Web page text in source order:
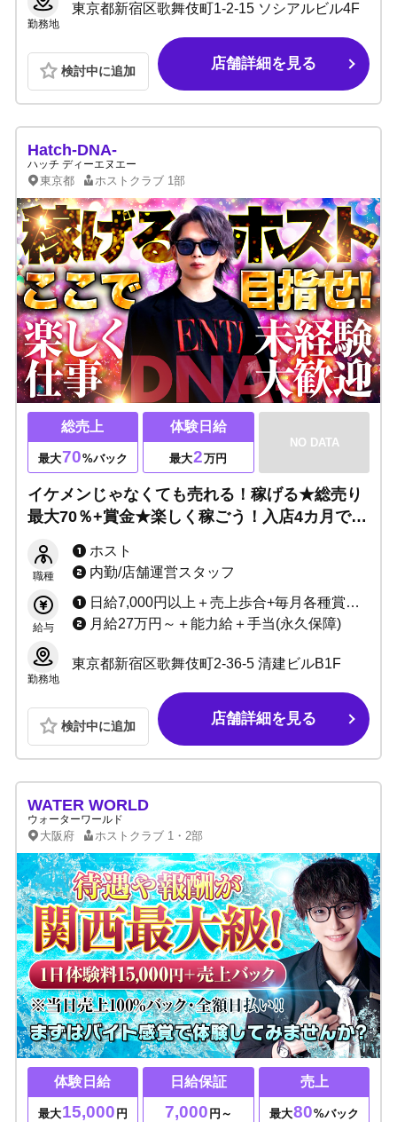
勤務地
東京都新宿区歌舞伎町1-2-15 ソシアルビル4F
検討中に追加 店舗詳細を見る
Hatch-DNA-
ハッチ ディーエヌエー
東京都 ホストクラブ 1部
総売上
最大70%バック
体験日給
最大2万円
NO DATA
イケメンじゃなくても売れる！稼げる★総売り
最大70％+賞金★楽しく稼ごう！入店4カ月で目
制万全です！未経験大歓迎！
職種
ホスト
内勤/店舗運営スタッフ
給与
日給7,000円以上＋売上歩合+毎月各種賞金 総売上から43〜70%バック（セット料金、同伴料金等、全て売上に加算） 【給与システムが変更となり、もっと稼げるようになりました！】 小計から「総売り」計算になり、「お客様が全部でいくら使ってくれたか」でバックを計算します。 より明朗でわかりやすい給与体系でこれまで以上にモチベーションも上がり、何より「稼げる」環境になりました！ ＜売上げ歩合システム＞ これまで：売上小計から60〜90%＋賞金 これから：総売上から 43〜70%＋各賞金 【収入例】※面接時に詳細な給与例をご説明します 年収500万円／21歳（入社1年目） 年収700万円／22歳（入社2年目） 年収1000万円／24歳（入社3年目）
月給27万円～＋能力給＋手当(永久保障)
勤務地
東京都新宿区歌舞伎町2-36-5 清建ビルB1F
検討中に追加 店舗詳細を見る
WATER WORLD
ウォーターワールド
大阪府 ホストクラブ 1・2部
体験日給
最大15,000 円
日給保証
7,000 円～
売上
最大80%バック